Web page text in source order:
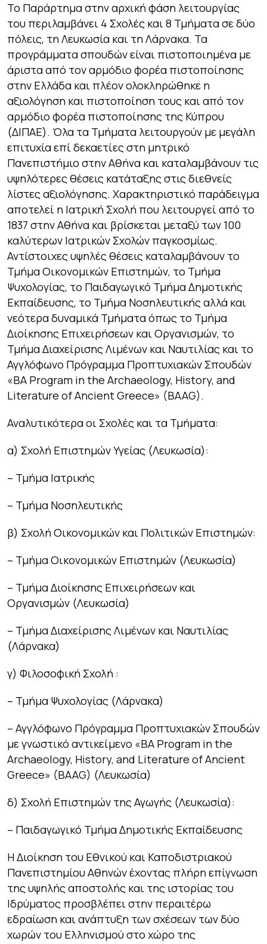
Το Παράρτημα στην αρχική φάση λειτουργίας
του περιλαμβάνει 4 Σχολές και 8 Τμήματα σε δύο
πόλεις, τη Λευκωσία και τη Λάρνακα. Τα
προγράμματα σπουδών είναι πιστοποιημένα με
άριστα από τον αρμόδιο φορέα πιστοποίησης
στην Ελλάδα και πλέον ολοκληρώθηκε η
αξιολόγηση και πιστοποίηση τους και από τον
αρμόδιο φορέα πιστοποίησης της Κύπρου
(ΔΙΠΑΕ). Όλα τα Τμήματα λειτουργούν με μεγάλη
επιτυχία επί δεκαετίες στη μητρικό
Πανεπιστήμιο στην Αθήνα και καταλαμβάνουν τις
υψηλότερες θέσεις κατάταξης στις διεθνείς
λίστες αξιολόγησης. Χαρακτηριστικό παράδειγμα
αποτελεί η Ιατρική Σχολή που λειτουργεί από το
1837 στην Αθήνα και βρίσκεται μεταξύ των 100
καλύτερων Ιατρικών Σχολών παγκοσμίως.
Αντίστοιχες υψηλές θέσεις καταλαμβάνουν το
Τμήμα Οικονομικών Επιστημών, το Τμήμα
Ψυχολογίας, το Παιδαγωγικό Τμήμα Δημοτικής
Εκπαίδευσης, το Τμήμα Νοσηλευτικής αλλά και
νεότερα δυναμικά Τμήματα όπως το Τμήμα
Διοίκησης Επιχειρήσεων και Οργανισμών, το
Τμήμα Διαχείρισης Λιμένων και Ναυτιλίας και το
Αγγλόφωνο Πρόγραμμα Προπτυχιακών Σπουδών
«BA Program in the Archaeology, History, and
Literature of Ancient Greece» (BAAG).
Αναλυτικότερα οι Σχολές και τα Τμήματα:
α) Σχολή Επιστημών Υγείας (Λευκωσία):
– Τμήμα Ιατρικής
– Τμήμα Νοσηλευτικής
β) Σχολή Οικονομικών και Πολιτικών Επιστημών:
– Τμήμα Οικονομικών Επιστημών (Λευκωσία)
– Τμήμα Διοίκησης Επιχειρήσεων και
Οργανισμών (Λευκωσία)
– Τμήμα Διαχείρισης Λιμένων και Ναυτιλίας
(Λάρνακα)
γ) Φιλοσοφική Σχολή :
– Τμήμα Ψυχολογίας (Λάρνακα)
– Αγγλόφωνο Πρόγραμμα Προπτυχιακών Σπουδών
με γνωστικό αντικείμενο «BA Program in the
Archaeology, History, and Literature of Ancient
Greece» (BAAG) (Λευκωσία)
δ) Σχολή Επιστημών της Αγωγής (Λευκωσία):
– Παιδαγωγικό Τμήμα Δημοτικής Εκπαίδευσης
Η Διοίκηση του Εθνικού και Καποδιστριακού
Πανεπιστημίου Αθηνών έχοντας πλήρη επίγνωση
της υψηλής αποστολής και της ιστορίας του
Ιδρύματος προσβλέπει στην περαιτέρω
εδραίωση και ανάπτυξη των σχέσεων των δύο
χωρών του Ελληνισμού στο χώρο της